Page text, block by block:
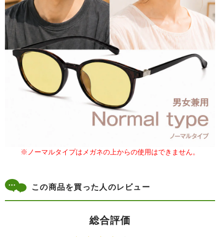
※ノーマルタイプはメガネの上からの使用はできません。
この商品を買った人のレビュー
総合評価